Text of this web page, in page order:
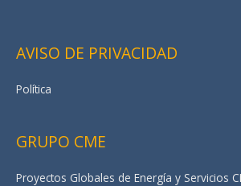
AVISO DE PRIVACIDAD
Política
GRUPO CME
Proyectos Globales de Energía y Servicios